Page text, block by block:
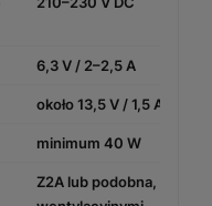
6,3 V / 2–2,5 A
około 13,5 V / 1,5 A
minimum 40 W
Z2A lub podobna, z